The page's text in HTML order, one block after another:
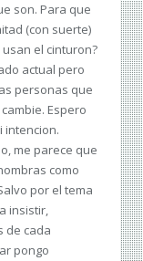
son. Para que
(con suerte)
el cinturon?
actual pero
personas que
Espero
intencion.
me parece que
como
por el tema
insistir,
de cada
pongo